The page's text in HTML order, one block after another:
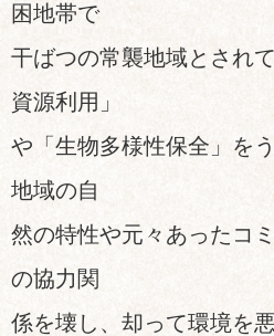
困地帯で
干ばつの常襲地域とされ
資源利用」
や「生物多様性保全」を
地域の自
然の特性や元々あったコ
の協力関
係を壊し、却って環境を